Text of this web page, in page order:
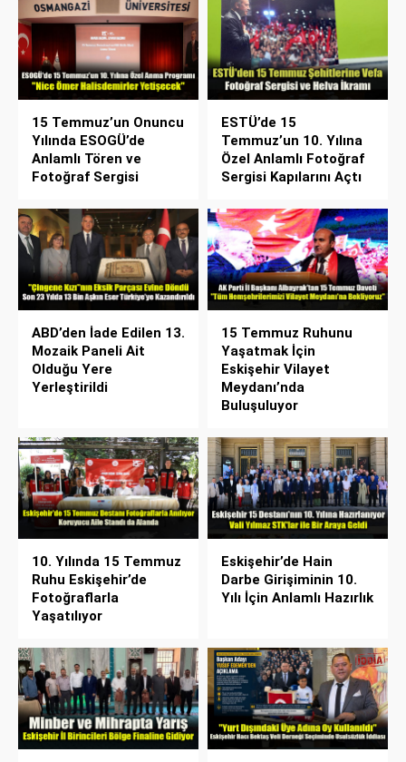
15 Temmuz’un Onuncu
Yılında ESOGÜ’de
Anlamlı Tören ve
Fotoğraf Sergisi
ESTÜ’de 15
Temmuz’un 10. Yılına
Özel Anlamlı Fotoğraf
Sergisi Kapılarını Açtı
ABD’den İade Edilen 13.
Mozaik Paneli Ait
Olduğu Yere
Yerleştirildi
15 Temmuz Ruhunu
Yaşatmak İçin
Eskişehir Vilayet
Meydanı’nda
Buluşuluyor
10. Yılında 15 Temmuz
Ruhu Eskişehir’de
Fotoğraflarla
Yaşatılıyor
Eskişehir’de Hain
Darbe Girişiminin 10.
Yılı İçin Anlamlı Hazırlık